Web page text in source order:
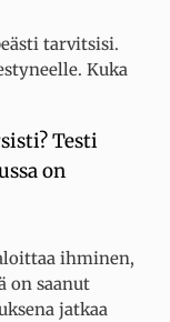
tarvitsisi.
Kuka
Testi
on
ihminen,
on saanut
jatkaa